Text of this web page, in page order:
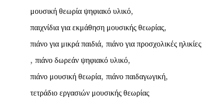
μουσική θεωρία ψηφιακό υλικό,
παιχνίδια για εκμάθηση μουσικής θεωρίας,
πιάνο για μικρά παιδιά,πιάνο για προσχολικές ηλικίες
,πιάνο δωρεάν ψηφιακό υλικό,
πιάνο μουσική θεωρία,πιάνο παιδαγωγική,
τετράδιο εργασιών μουσικής θεωρίας